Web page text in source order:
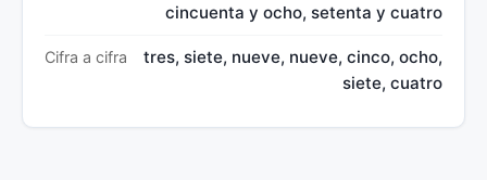
cincuenta y ocho, setenta y cuatro
Cifra a cifra
tres, siete, nueve, nueve, cinco, ocho,
siete, cuatro